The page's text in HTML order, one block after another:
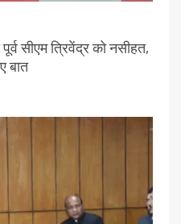
सीएम त्रिवेंद्र को नसीहत,
बात